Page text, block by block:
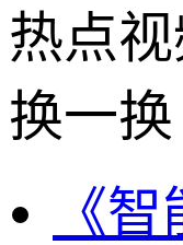
热点
换一换
《